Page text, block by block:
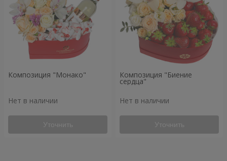
Композиция "Монако"
Нет в наличии
Уточнить
Композиция "Биение
сердца"
Нет в наличии
Уточнить